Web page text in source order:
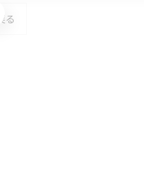
る
こちら